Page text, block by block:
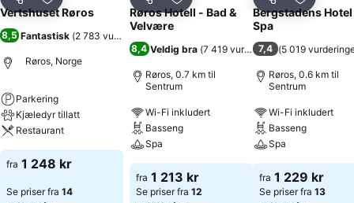
Del Legg til i favoritter
Vertshuset Røros
8,5 Fantastisk (2 783 vurderinger
Røros, Norge
Parkering
Kjæledyr tillatt
Restaurant
fra 1 248 kr
Se priser fra 14
Del Legg til i favoritter
Røros Hotell - Bad &
Velvære
8,4 Veldig bra (7 419 vurderinger)
Røros, 0.7 km til
Sentrum
Wi-Fi inkludert
Basseng
Spa
fra 1 213 kr
Se priser fra 12
Del Legg til
Bergstadens Hotel
Spa
7,4 (5 019
Røros, 0.6 km til
Sentrum
Wi-Fi inkludert
Basseng
Spa
fra 1 229 kr
Se priser fra 13